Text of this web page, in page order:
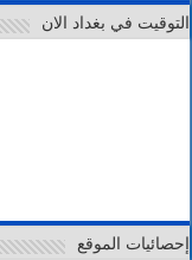
التوقيت في بغداد الان
إحصائيات الموقع